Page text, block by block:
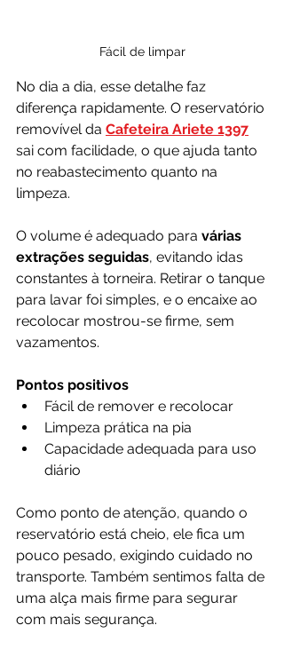
Fácil de limpar
No dia a dia, esse detalhe faz
diferença rapidamente. O reservatório
removível da Cafeteira Ariete 1397
sai com facilidade, o que ajuda tanto
no reabastecimento quanto na
limpeza.
O volume é adequado para várias
extrações seguidas, evitando idas
constantes à torneira. Retirar o tanque
para lavar foi simples, e o encaixe ao
recolocar mostrou-se firme, sem
vazamentos.
Pontos positivos
Fácil de remover e recolocar
Limpeza prática na pia
Capacidade adequada para uso
diário
Como ponto de atenção, quando o
reservatório está cheio, ele fica um
pouco pesado, exigindo cuidado no
transporte. Também sentimos falta de
uma alça mais firme para segurar
com mais segurança.